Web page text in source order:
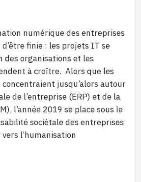
numérique des entreprises
finie : les projets IT se
des organisations et les
à croître. Alors que les
concentraient jusqu’alors autour
de l’entreprise (ERP) et de la
l’année 2019 se place sous le
sociétale des entreprises
l’humanisation